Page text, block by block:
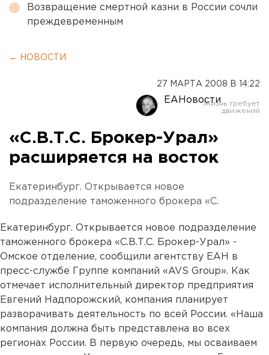
Возвращение смертной казни в России сочли
преждевременным
← НОВОСТИ
27 МАРТА 2008 В 14:22
ЕАНовости
«С.В.Т.С. Брокер-Урал»
расширяется на восток
Екатеринбург. Открывается новое
подразделение таможенного брокера «С.
Екатеринбург. Открывается новое подразделение
таможенного брокера «С.В.Т.С. Брокер-Урал» -
Омское отделение, сообщили агентству ЕАН в
пресс-службе Группе компаний «AVS Group». Как
отмечает исполнительный директор предприятия
Евгений Надпорожский, компания планирует
разворачивать деятельность по всей России. «Наша
компания должна быть представлена во всех
регионах России. В первую очередь, мы осваиваем